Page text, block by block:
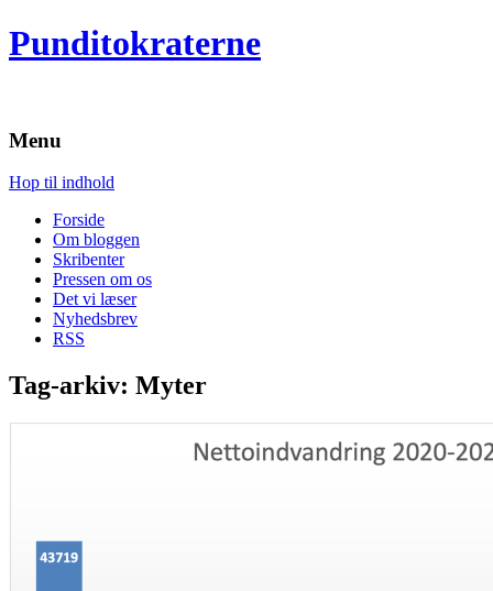
Punditokraterne
Menu
Hop til indhold
Forside
Om bloggen
Skribenter
Pressen om os
Det vi læser
Nyhedsbrev
RSS
Tag-arkiv: Myter